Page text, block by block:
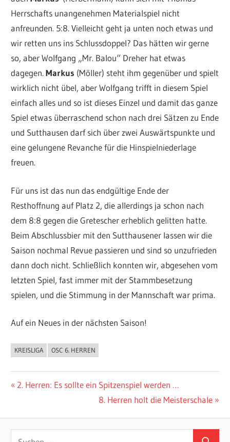
Herrschafts unangenehmen Materialspiel nicht
anfreunden. 5:8. Vielleicht geht ja unten noch etwas und
wir retten uns ins Schlussdoppel? Das hätten wir gerne
so, aber Wolfgang „Mr. Balou“ Dreher hat etwas
dagegen.Markus (Möller) steht ihm gegenüber und spielt
wirklich nicht übel, aber Wolfgang trifft in diesem Spiel
einfach alles und so ist dieses Einzel und damit das ganze
Spiel etwas überraschend schon nach drei Sätzen zu Ende
und Sutthausen darf sich über zwei Auswärtspunkte und
eine gelungene Revanche für die Hinspielniederlage
freuen.
Für uns ist das nun das endgültige Ende der
Resthoffnung auf Platz 2, die allerdings ja schon nach
dem 8:8 gegen die Gretescher erheblich gelitten hatte.
Beim Abschlussbier mit den Sutthausener lassen wir die
Saison nochmal Revue passieren und sind so unzufrieden
dann doch nicht. Schließlich konnten wir, abgesehen vom
letzten Spiel, fast immer mit der Stammbesetzung
spielen, und die Stimmung in der Mannschaft war prima.
Auf ein Neues in der nächsten Saison!
ALLGEMEIN
KREISLIGA OSC 6. HERREN
Beitragsnavigation
Vorheriger
2. Herren: Es sollte ein Spitzenspiel werden …
Nächster
8. Herren holt die Meisterschale